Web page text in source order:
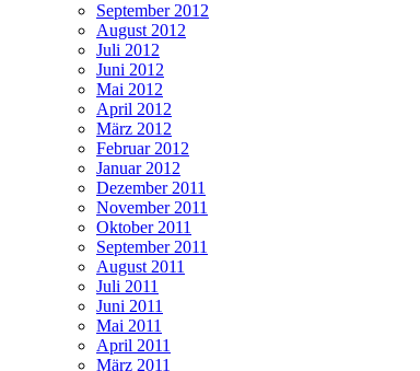
September 2012
August 2012
Juli 2012
Juni 2012
Mai 2012
April 2012
März 2012
Februar 2012
Januar 2012
Dezember 2011
November 2011
Oktober 2011
September 2011
August 2011
Juli 2011
Juni 2011
Mai 2011
April 2011
März 2011